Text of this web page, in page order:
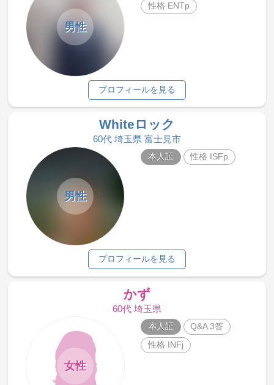
男性
性格 ENTp
プロフィールを見る
Whiteロック
60代 埼玉県 富士見市
男性
本人証 性格 ISFp
プロフィールを見る
かず
60代 埼玉県
女性
本人証
Q&A 3答
性格 INFj